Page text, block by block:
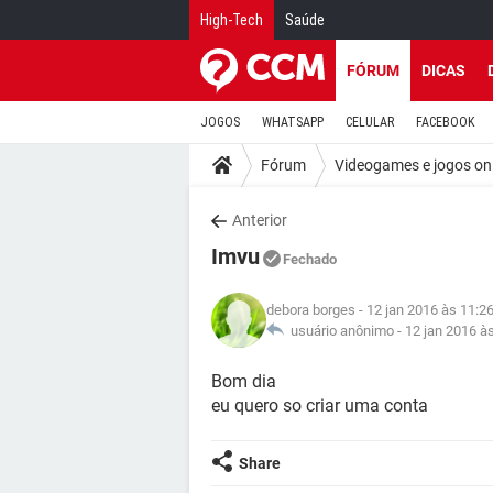
High-Tech Saúde
FÓRUM DICAS
JOGOS WHATSAPP CELULAR FACEBOOK
Fórum Videogames e jogos
Anterior
Imvu Fechado
debora borges - 12 jan 2016 às 11:26
usuário anônimo - 12 jan 2016
Bom dia
eu quero so criar uma conta
Share